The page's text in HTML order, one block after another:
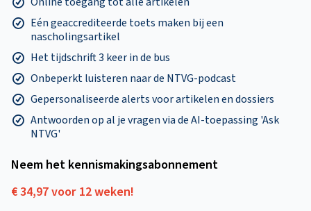
Eén geaccrediteerde toets maken bij een
nascholingsartikel
Het tijdschrift 3 keer in de bus
Onbeperkt luisteren naar de NTVG-podcast
Gepersonaliseerde alerts voor artikelen en dossiers
Antwoorden op al je vragen via de AI-toepassing 'Ask
NTVG'
Neem het kennismakings­abonnement
€ 34,97 voor 12 weken!